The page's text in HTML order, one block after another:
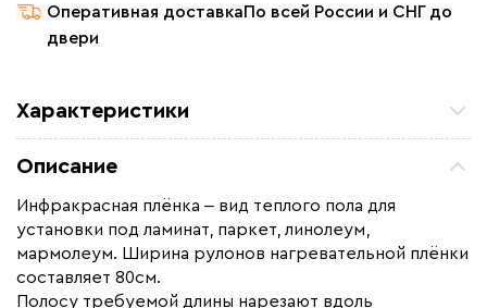
Оперативная доставкаПо всей России и СНГ до
двери
Характеристики
Мощность (Вт)
Назначение
Под линолеум / ковролин,
Монтаж Сухой монтаж
Описание
Инфракрасная плёнка ‒ вид теплого пола для
установки под ламинат, паркет, линолеум,
мармолеум. Ширина рулонов нагревательной плёнки
составляет 80см.
Полосу требуемой длины нарезают вдоль